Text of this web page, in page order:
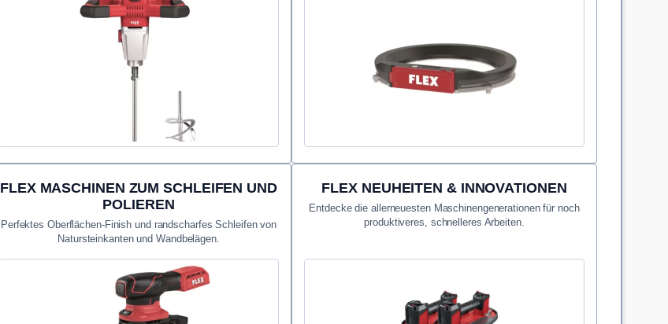
FLEX MASCHINEN ZUM SCHLEIFEN UND
POLIEREN
Perfektes Oberflächen-Finish und randscharfes Schleifen von
Natursteinkanten und Wandbelägen.
FLEX NEUHEITEN & INNOVATIONEN
Entdecke die allerneuesten Maschinengenerationen für noch
produktiveres, schnelleres Arbeiten.